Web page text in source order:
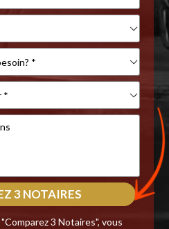
3 Notaires", vous